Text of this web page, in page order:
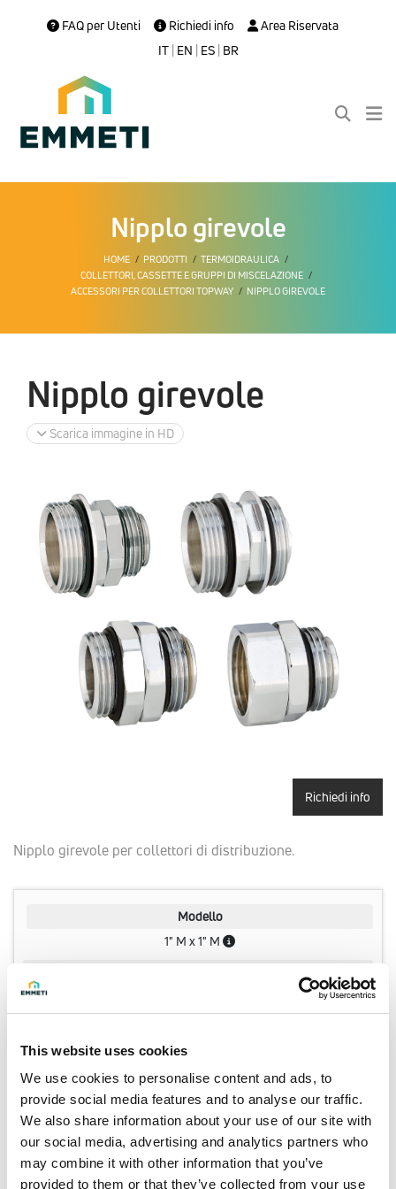
This website uses cookies
We use cookies to personalise content and ads, to
provide social media features and to analyse our traffic.
We also share information about your use of our site with
our social media, advertising and analytics partners who
may combine it with other information that you’ve
provided to them or that they’ve collected from your use
FAQ per Utenti Richiedi info
Area Riservata
IT| EN | ES| BR
Nipplo girevole
HOME PRODOTTI
TERMOIDRAULICA
COLLETTORI, CASSETTE E GRUPPI DI MISCELAZIONE
ACCESSORI PER COLLETTORI TOPWAY
NIPPLO GIREVOLE
Nipplo girevole
Scarica immagine in HD
Richiedi info
Nipplo girevole per collettori di distribuzione.
Modello
1" M x 1" M
01307426
Modello
3/4" M x 3/4" M
Q.tà per conf.